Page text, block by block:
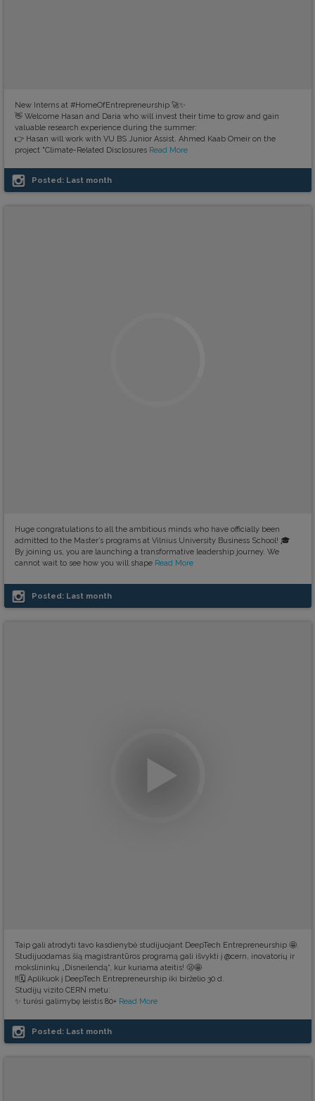
New Interns at #HomeOfEntrepreneurship 🚀✨
👋 Welcome Hasan and Daria who will invest their time to grow and gain
valuable research experience during the summer:
👉 Hasan will work with VU BS Junior Assist. Ahmed Kaab Omeir on the
project "Climate-Related Disclosures Read More
Posted: Last month
Huge congratulations to all the ambitious minds who have officially been
admitted to the Master’s programs at Vilnius University Business School! 🎓
By joining us, you are launching a transformative leadership journey. We
cannot wait to see how you will shape Read More
Posted: Last month
Taip gali atrodyti tavo kasdienybė studijuojant DeepTech Entrepreneurship 🤩.
Studijuodamas šią magistrantūros programą gali išvykti į @cern, inovatorių ir
mokslininkų „Disneilendą“, kur kuriama ateitis! 🫢🤩
‼️🗓️ Aplikuok į DeepTech Entrepreneurship iki birželio 30 d.
Studijų vizito CERN metu:
✨ turėsi galimybę leistis 80+ Read More
Posted: Last month